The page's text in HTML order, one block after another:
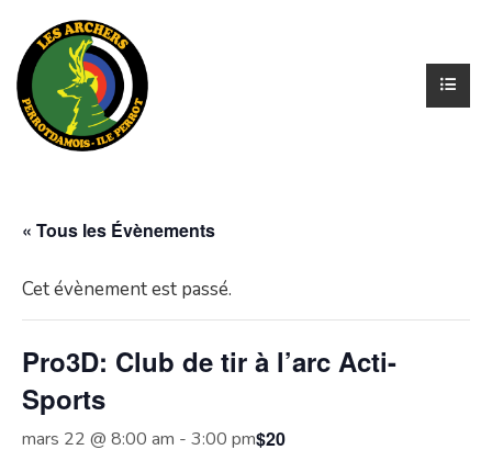
« Tous les Évènements
Cet évènement est passé.
Pro3D: Club de tir à l’arc Acti-
Sports
mars 22 @ 8:00 am - 3:00 pm$20